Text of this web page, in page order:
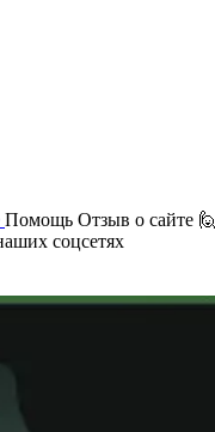
Помощь Отзыв о сайте 🙋
соцсетях